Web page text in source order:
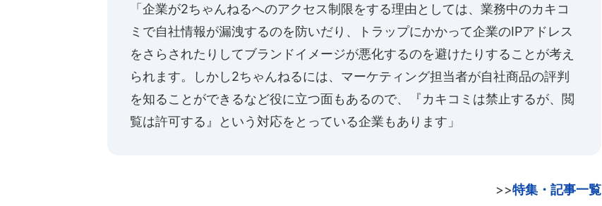
「企業が2ちゃんねるへのアクセス制限をする理由としては、業務中のカキコ
ミで自社情報が漏洩するのを防いだり、トラップにかかって企業のIPアドレス
をさらされたりしてブランドイメージが悪化するのを避けたりすることが考え
られます。しかし2ちゃんねるには、マーケティング担当者が自社商品の評判
を知ることができるなど役に立つ面もあるので、『カキコミは禁止するが、閲
覧は許可する』という対応をとっている企業もあります」
>>特集・記事一覧